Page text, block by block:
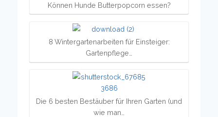
Können Hunde Butterpopcorn essen?
8 Wintergartenarbeiten für Einsteiger:
Gartenpflege…
Die 6 besten Bestäuber für Ihren Garten (und
wie man…